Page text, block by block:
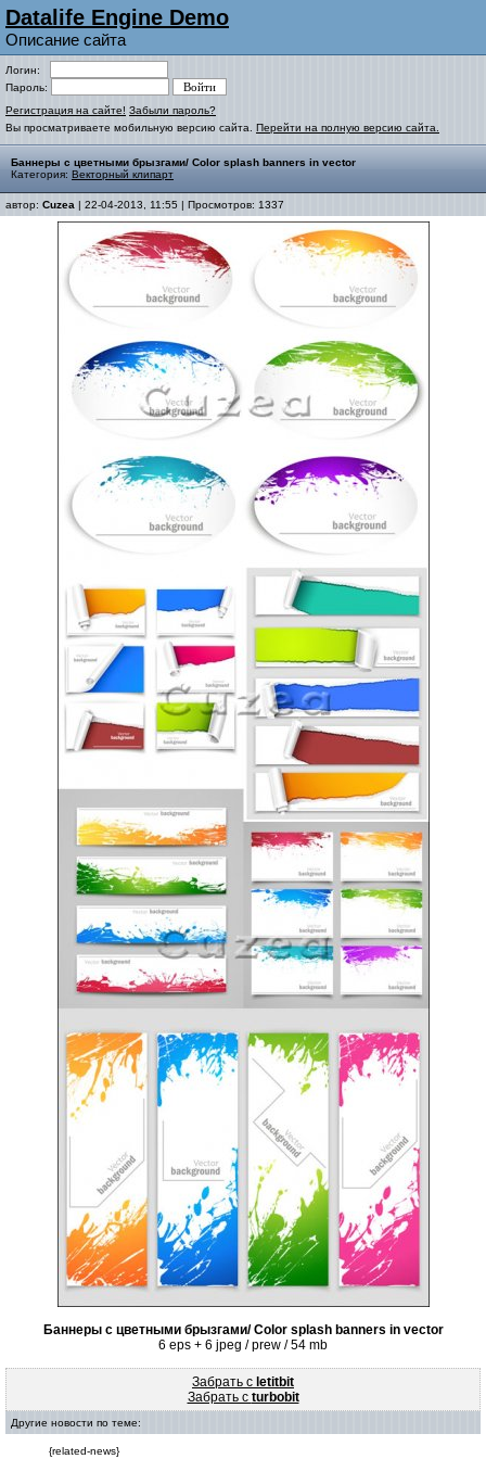
Datalife Engine Demo
Описание сайта
Логин:
Пароль:
Регистрация на сайте! Забыли пароль?
Вы просматриваете мобильную версию сайта. Перейти на полную версию сайта.
Баннеры с цветными брызгами/ Color splash banners in vector
Категория: Векторный клипарт
автор: Cuzea | 22-04-2013, 11:55 | Просмотров: 1337
Баннеры с цветными брызгами/ Color splash banners in vector
6 eps + 6 jpeg / prew / 54 mb
Забрать с letitbit
Забрать с turbobit
Другие новости по теме:
{related-news}